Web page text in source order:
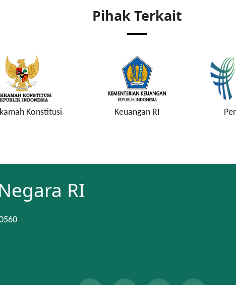
Pihak Terkait
Konstitusi Keuangan RI
RI